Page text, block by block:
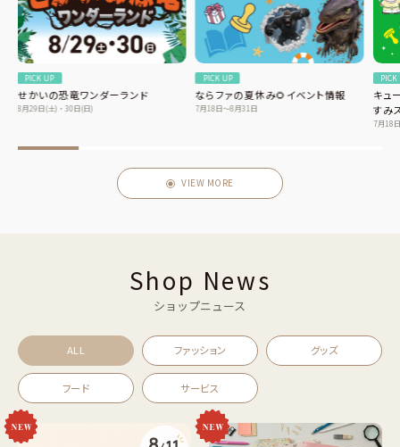
PICK UP
せかいの恐竜ワンダーランド
8月29日(土)・30日(日)
PICK UP
ならファの夏休み🌻イベント情報
7月18日〜8月31日
PICK
キュ
すみ
7月18
VIEW MORE
Shop News
ショップニュース
ALL ファッション グッズ
フード サービス